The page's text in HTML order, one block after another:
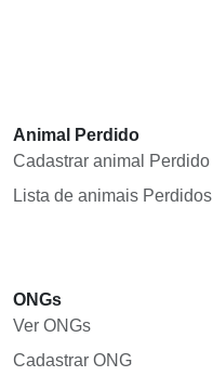
Animal Perdido
Cadastrar animal Perdido
Lista de animais Perdidos
ONGs
Ver ONGs
Cadastrar ONG